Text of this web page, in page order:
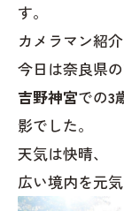
す。
カメラマン紹介
今日は奈良県
吉野神宮での3
影でした。
天気は快晴、
広い境内を元